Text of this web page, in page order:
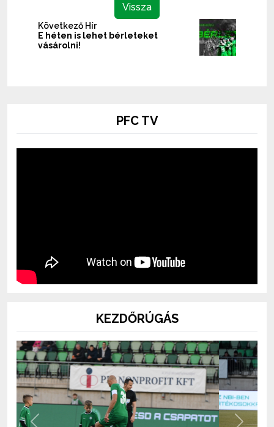
Vissza
Következő Hír
E héten is lehet bérleteket
vásárolni!
PFC TV
KEZDŐRÚGÁS
Previous Next